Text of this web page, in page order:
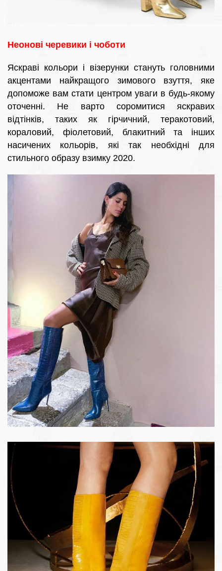
Неонові черевики і чоботи
Яскраві кольори і візерунки стануть головними
акцентами найкращого зимового взуття, яке
допоможе вам стати центром уваги в будь-якому
оточенні. Не варто соромитися яскравих
відтінків, таких як гірчичний, теракотовий,
кораловий, фіолетовий, блакитний та інших
насичених кольорів, які так необхідні для
стильного образу взимку 2020.